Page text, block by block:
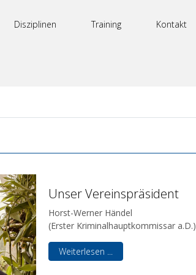
Disziplinen Training Kontakt
Unser Vereinspräsident
Horst-Werner Händel
(Erster Kriminalhauptkommissar a.D.)
Weiterlesen ...